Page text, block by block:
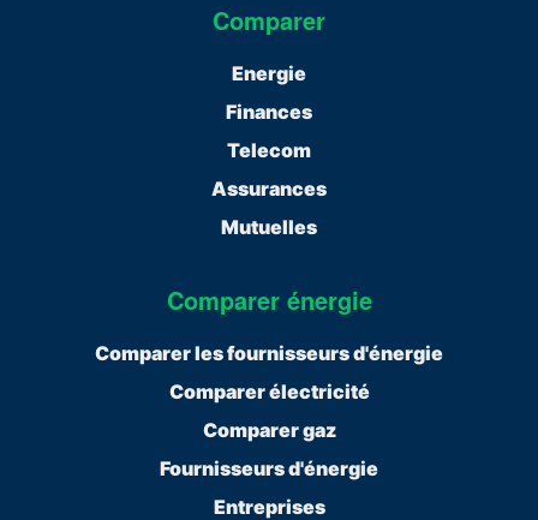
Comparer
Energie
Finances
Telecom
Assurances
Mutuelles
Comparer énergie
Comparer les fournisseurs d'énergie
Comparer électricité
Comparer gaz
Fournisseurs d'énergie
Entreprises